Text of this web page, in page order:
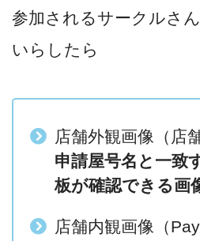
参加されるサークルさ
いらしたら
店舗外観画像（店
申請屋号名と一致
板が確認できる画
店舗内観画像（